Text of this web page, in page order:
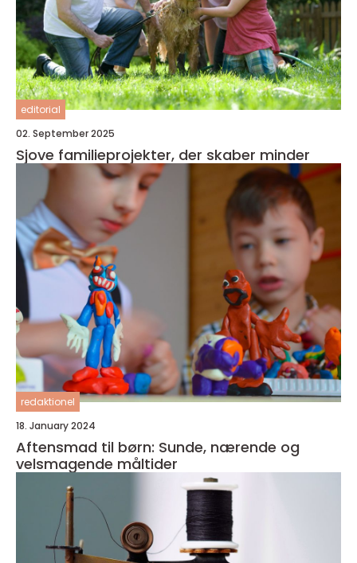
editorial
02. September 2025
Sjove familieprojekter, der skaber minder
redaktionel
18. January 2024
Aftensmad til børn: Sunde, nærende og
velsmagende måltider